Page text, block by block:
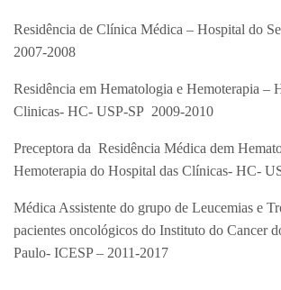
Residência de Clínica Médica – Hospital do
2007-2008
Residência em Hematologia e Hemoterapia –
Clinicas- HC- USP-SP 2009-2010
Preceptora da Residência Médica dem
Hemoterapia do Hospital das Clínicas- HC-
Médica Assistente do grupo de Leucemias e
pacientes oncológicos do Instituto do Cancer
Paulo- ICESP – 2011-2017